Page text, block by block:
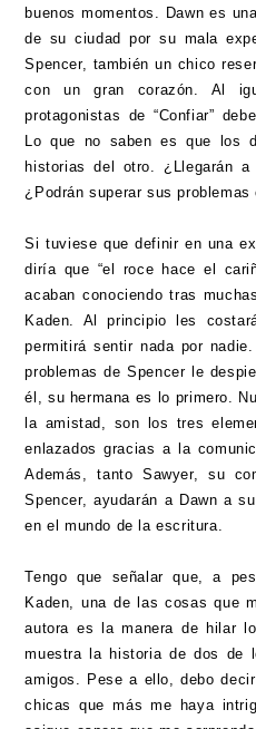
buenos momentos. Dawn es
de su ciudad por su mala
Spencer, también un chico
con un gran corazón. Al
protagonistas de “Confiar”
Lo que no saben es que los
historias del otro. ¿Llegarán
¿Podrán superar sus
Si tuviese que definir en una
diría que “el roce hace el
acaban conociendo tras
Kaden. Al principio les
permitirá sentir nada por
problemas de Spencer le
él, su hermana es lo primero.
la amistad, son los tres
enlazados gracias a la
Además, tanto Sawyer, su
Spencer, ayudarán a Dawn a
en el mundo de la escritura.
Tengo que señalar que, a
Kaden, una de las cosas que
autora es la manera de hilar
muestra la historia de dos de
amigos. Pese a ello, debo
chicas que más me haya